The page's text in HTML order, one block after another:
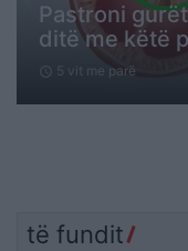
Pastroni
ditë me këtë
schedule 5 vit me parë
të fundit